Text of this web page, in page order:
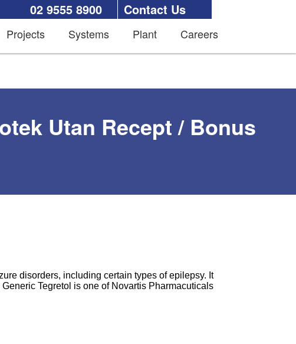
02 9555 8900 Contact Us
Projects Systems Plant Careers
Utan Recept / Bonus
disorders, including certain types of epilepsy. It
Tegretol is one of Novartis Pharmacuticals